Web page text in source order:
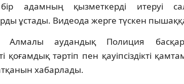
адамның қызметкерді итеруі
ұстады. Видеода жерге түскен пышаққа
Алмалы аудандық Полиция
қоғамдық тәртіп пен қауіпсіздікті
хабарлады.